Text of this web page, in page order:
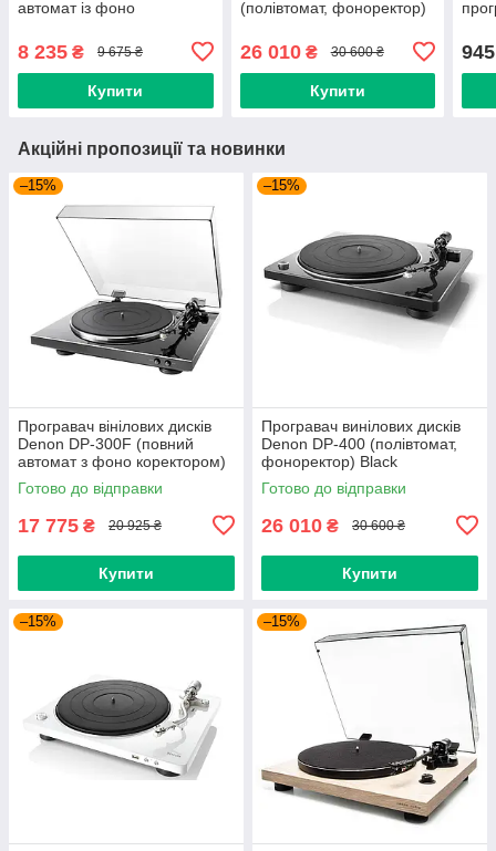
автомат із фоно
(art.234587)
8 235 ₴ 9 675 ₴
Купити
(полівтомат, фоноректор)
26 010₴ 30 600 ₴
Купити
945
Акційні пропозиції та новинки
–15%
Програвач вінілових дисків
Denon DP-300F (повний
автомат з фоно коректором)
Black (art.234583)
Готово до відправки
17 775 ₴ 20 925 ₴
Купити
–15%
Програвач винілових дисків
Denon DP-400 (полівтомат,
фоноректор) Black
(art.235455)
Готово до відправки
26 010 ₴ 30 600 ₴
Купити
–15% –15%